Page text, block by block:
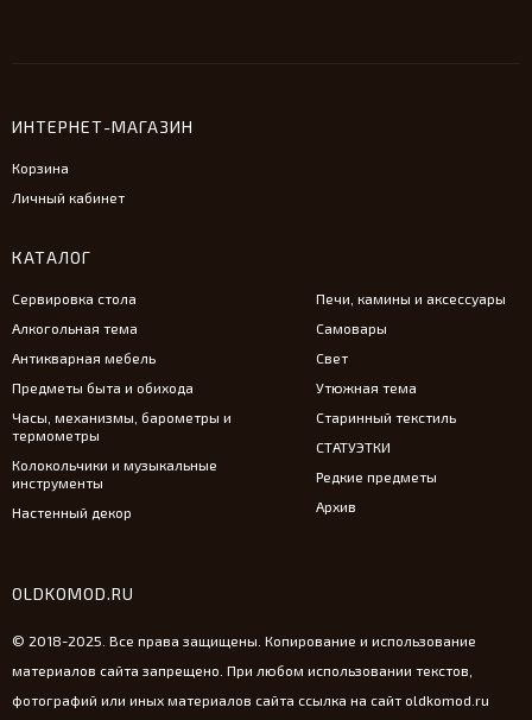
ИНТЕРНЕТ-МАГАЗИН
Корзина
Личный кабинет
КАТАЛОГ
Сервировка стола
Алкогольная тема
Антикварная мебель
Предметы быта и обихода
Часы, механизмы, барометры и
термометры
Колокольчики и музыкальные
инструменты
Настенный декор
Печи, камины и аксессуары
Самовары
Свет
Утюжная тема
Старинный текстиль
СТАТУЭТКИ
Редкие предметы
Архив
OLDKOMOD.RU
© 2018-2025. Все права защищены. Копирование и использование
материалов сайта запрещено. При любом использовании текстов,
фотографий или иных материалов сайта ссылка на сайт oldkomod.ru